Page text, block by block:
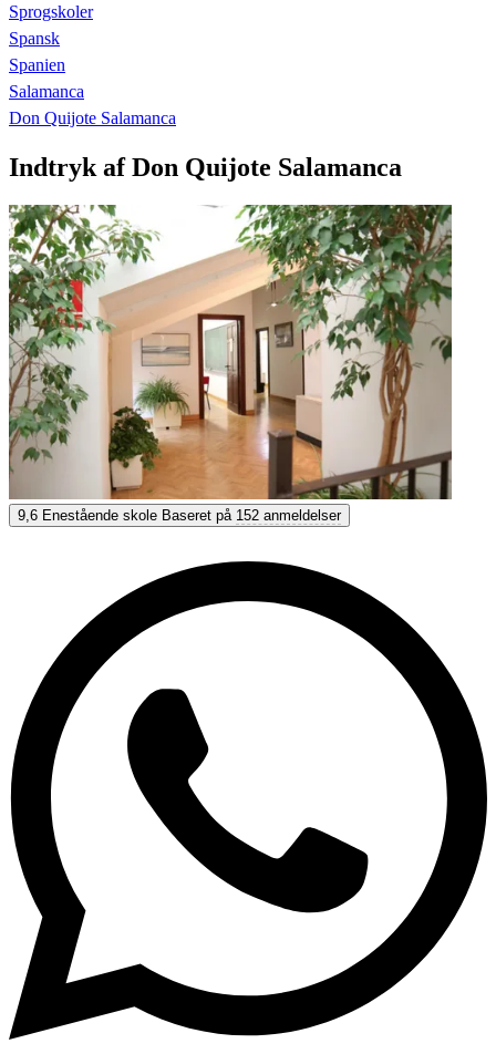
Sprogskoler
Spansk
Spanien
Salamanca
Don Quijote Salamanca
Indtryk af Don Quijote Salamanca
Don Quijote Salamanca
9,6 Enestående Baseret på 152 anmeldelser
Få personlig rådgivning
9,6 Enestående skole Baseret på 152 anmeldelser